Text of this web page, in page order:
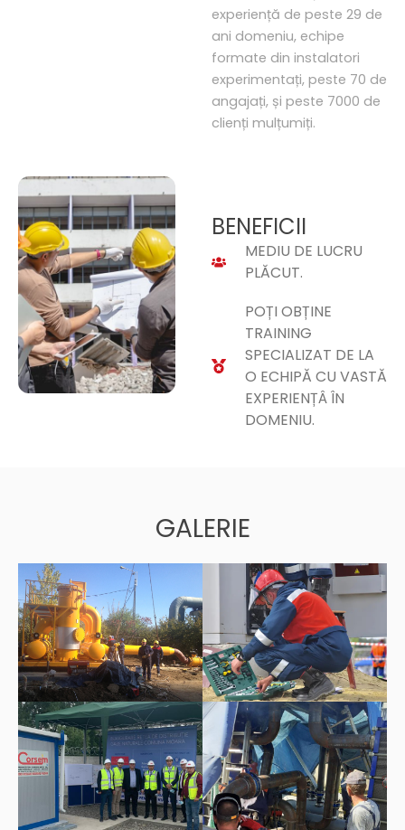
experiență de peste 29 de
ani domeniu, echipe
formate din instalatori
experimentați, peste 70 de
angajați, și peste 7000 de
clienți mulțumiți.
BENEFICII
MEDIU DE LUCRU
PLĂCUT.
POȚI OBȚINE
TRAINING
SPECIALIZAT DE LA
O ECHIPĂ CU VASTĂ
EXPERIENȚÂ ÎN
DOMENIU.
GALERIE